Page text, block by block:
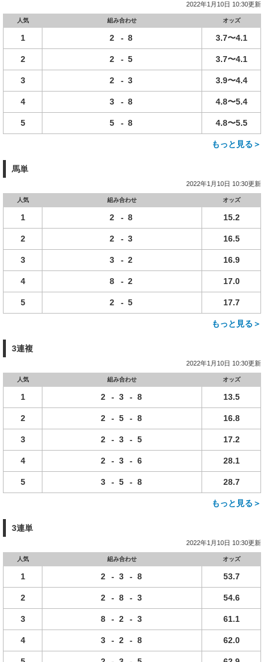
2022年1月10日 10:30更新
人気 組み合わせ オッズ
1 2 - 8 3.7〜4.1
2 2 - 5 3.7〜4.1
3 2 - 3 3.9〜4.4
4 3 - 8 4.8〜5.4
5 5 - 8 4.8〜5.5
もっと見る＞
馬単
2022年1月10日 10:30更新
人気 組み合わせ オッズ
1 2 - 8 15.2
2 2 - 3 16.5
3 3 - 2 16.9
4 8 - 2 17.0
5 2 - 5 17.7
もっと見る＞
3連複
2022年1月10日 10:30更新
人気 組み合わせ オッズ
1 2 - 3 - 8 13.5
2 2 - 5 - 8 16.8
3 2 - 3 - 5 17.2
4 2 - 3 - 6 28.1
5 3 - 5 - 8 28.7
もっと見る＞
3連単
2022年1月10日 10:30更新
人気 組み合わせ オッズ
1 2 - 3 - 8 53.7
2 2 - 8 - 3 54.6
3 8 - 2 - 3 61.1
4 3 - 2 - 8 62.0